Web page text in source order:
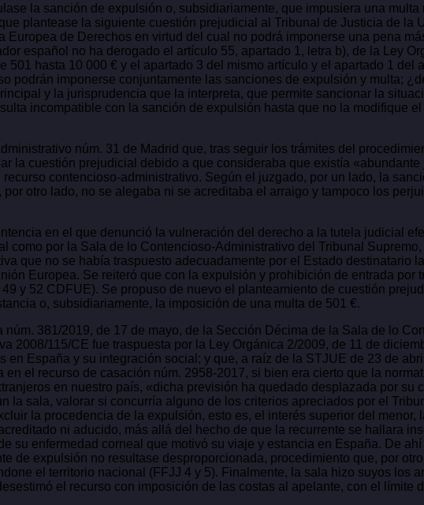
la sanción de expulsión o, subsidiariamente, que impusiera una
plantease la siguiente cuestión prejudicial al Tribunal de Justicia de la
de Derechos en virtud del cual no podrá imponerse una pena
español no ha derogado el artículo 55, apartado 1, letra b), de la Ley
hasta 10 000 € y el apartado 3 del mismo artículo y el apartado 1 del
podrán imponerse conjuntamente las sanciones de expulsión y multa;
y la jurisprudencia que la interpreta, que permite sancionar la
incompatible con la sanción de expulsión hasta que no la modifique
núm. 31 de Madrid que, tras seguir los trámites del
la cuestión prejudicial debido a que consideraba que existía
contencioso-administrativo. Según el juzgado, por un lado, la
otro lado, no se alegaba ni se acreditaba el arraigo y tampoco los
en el que denunció la vulneración del derecho a la tutela judicial
como por la Sala de lo Contencioso-Administrativo del Tribunal
que no se había traspuesto adecuadamente por el Estado destinatario
Europea. Se reiteró que con la expulsión y prohibición de entrada por
y 52 CDFUE). Se propuso de nuevo el planteamiento de cuestión
o, subsidiariamente, la imposición de una multa de 501 €.
381/2019, de 17 de mayo, de la Sección Décima de la Sala de lo
2008/115/CE fue traspuesta por la Ley Orgánica 2/2009, de 11 de
en España y su integración social; y que, a raíz de la STJUE de 23 de
el recurso de casación núm. 2958-2017, si bien era cierto que la
en nuestro país, «dicha previsión ha quedado desplazada por su
la sala, valorar si concurría alguno de los criterios apreciados por el
la procedencia de la expulsión, esto es, el interés superior del menor,
ni aducido, más allá del hecho de que la recurrente se hallara
su enfermedad corneal que motivó su viaje y estancia en España. De
de expulsión no resultase desproporcionada, procedimiento que, por
el territorio nacional (FFJJ 4 y 5). Finalmente, la sala hizo suyos los
el recurso con imposición de las costas al apelante, con el límite